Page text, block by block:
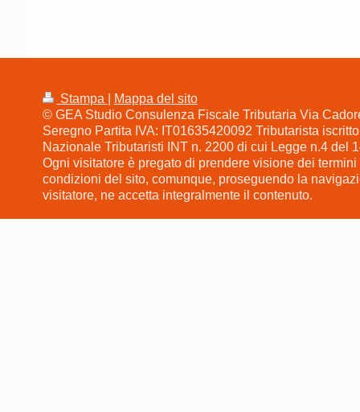
Stampa | Mappa del sito
© GEA Studio Consulenza Fiscale Tributaria Via
Seregno Partita IVA: IT01635420092 Tributarista
Nazionale Tributaristi INT n. 2200 di cui Legge n.4 del
Ogni visitatore è pregato di prendere visione dei termini
condizioni del sito, comunque, proseguendo la
visitatore, ne accetta integralmente il contenuto.